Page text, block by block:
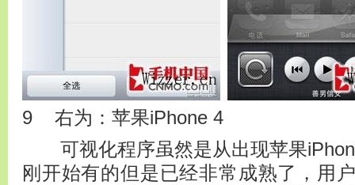
9 右为：苹果iPhone 4
可视化程序虽然是从出现苹果
刚开始有的但是已经非常成熟了，用